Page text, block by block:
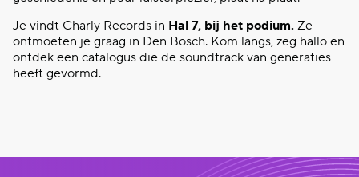
Je vindt CharlyRecords in Hal 7, bij het podium.Ze
ontmoeten je graag in Den Bosch. Kom langs, zeg hallo en
ontdek een catalogus die de soundtrack van generaties
heeft gevormd.